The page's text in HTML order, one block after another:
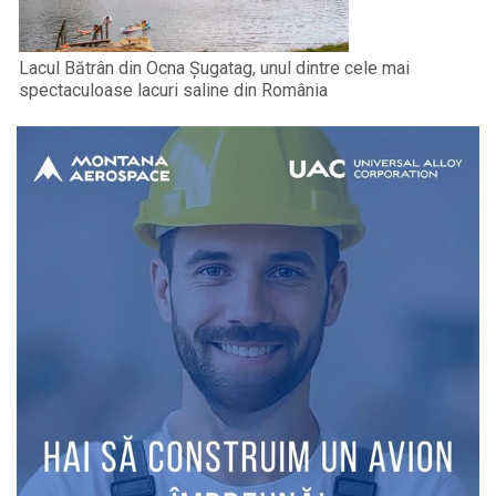
Lacul Bătrân din Ocna Șugatag, unul dintre cele mai
spectaculoase lacuri saline din România